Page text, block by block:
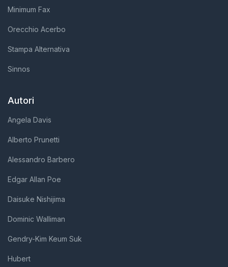
Minimum Fax
Orecchio Acerbo
Stampa Alternativa
Sinnos
Autori
Angela Davis
Alberto Prunetti
Alessandro Barbero
Edgar Allan Poe
Daisuke Nishijima
Dominic Walliman
Gendry-Kim Keum Suk
Hubert